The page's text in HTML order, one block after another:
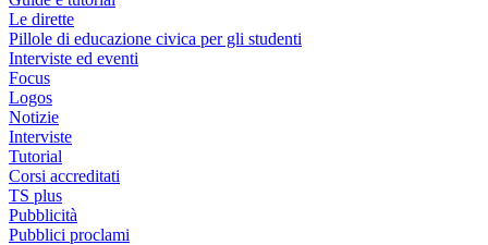
Le dirette
Pillole di educazione civica per gli studenti
Interviste ed eventi
Focus
Logos
Notizie
Interviste
Tutorial
Corsi accreditati
TS plus
Pubblicità
Pubblici proclami